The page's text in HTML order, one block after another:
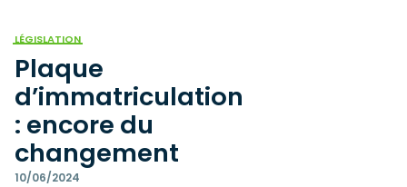
LÉGISLATION
Plaque
d’immatriculation
: encore du
changement
10/06/2024